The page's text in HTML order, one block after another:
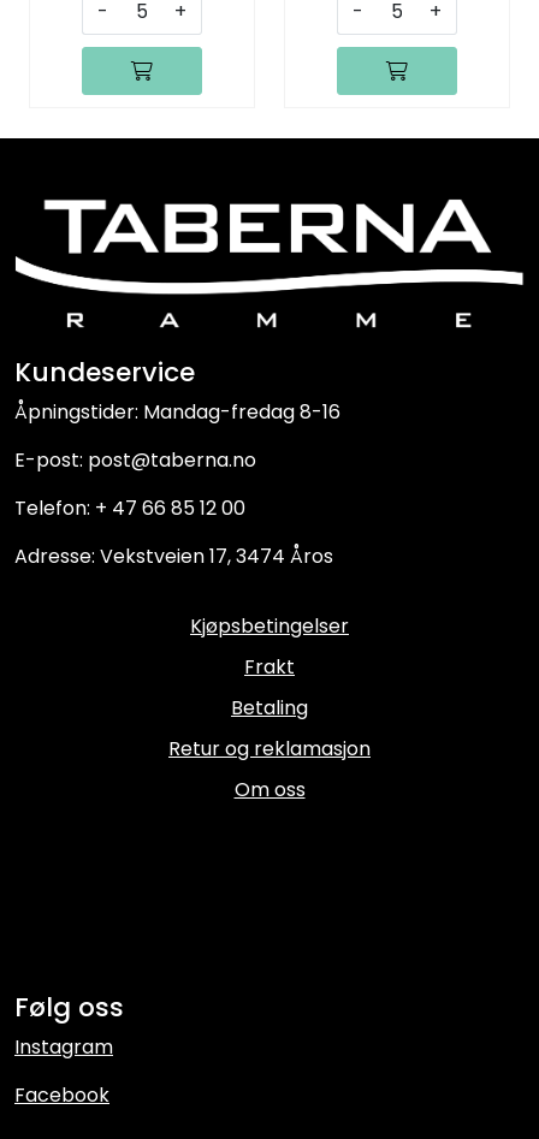
- + - +
Kundeservice
Åpningstider: Mandag-fredag 8-16
E-post: post@taberna.no
Telefon: + 47 66 85 12 00
Adresse: Vekstveien 17, 3474 Åros
Kjøpsbetingelser
Frakt
Betaling
Retur og reklamasjon
Om oss
Følg oss
Instagram
Facebook